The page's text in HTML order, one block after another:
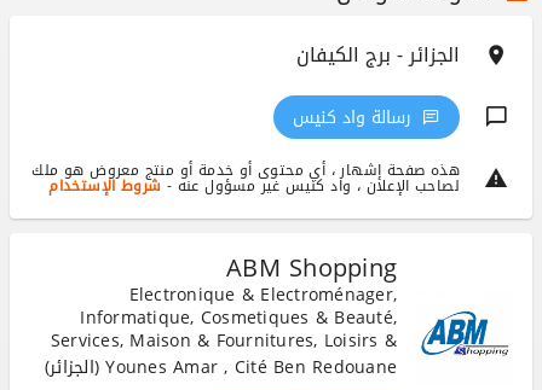
الجزائر - برج الكيفان
رسالة واد كنيس
هذه صفحة إشهار ، أي محتوى أو خدمة أو منتج معروض هو ملك
لصاحب الإعلان ، واد كنيس غير مسؤول عنه - شروط الإستخدام
ABM Shopping
Electronique & Electroménager,
Informatique, Cosmetiques & Beauté,
Services, Maison & Fournitures, Loisirs &
Divertissements, Matériaux & Equipement
Younes Amar , Cité Ben Redouane (الجزائر)